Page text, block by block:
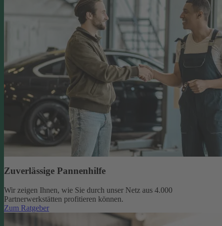
Zuverlässige Pannenhilfe
Wir zeigen Ihnen, wie Sie durch unser Netz aus 4.000
Partnerwerkstätten profitieren können.
Zum Ratgeber